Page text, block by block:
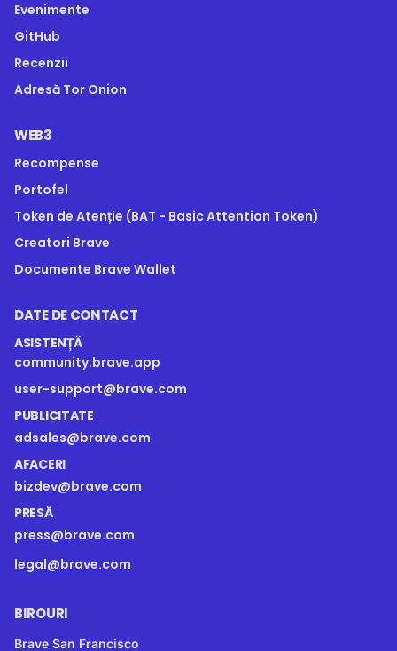
Evenimente
GitHub
Recenzii
Adresă Tor Onion
WEB3
Recompense
Portofel
Token de Atenție (BAT - Basic Attention Token)
Creatori Brave
Documente Brave Wallet
DATE DE CONTACT
ASISTENȚĂ
community.brave.app
user-support@brave.com
PUBLICITATE
adsales@brave.com
AFACERI
bizdev@brave.com
PRESĂ
press@brave.com
legal@brave.com
BIROURI
Brave San Francisco